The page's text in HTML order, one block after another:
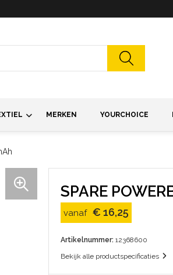
MERKEN YOURCHOICE
SPARE
vanaf € 16,25
Artikelnummer: 12368600
Bekijk alle productspecificaties